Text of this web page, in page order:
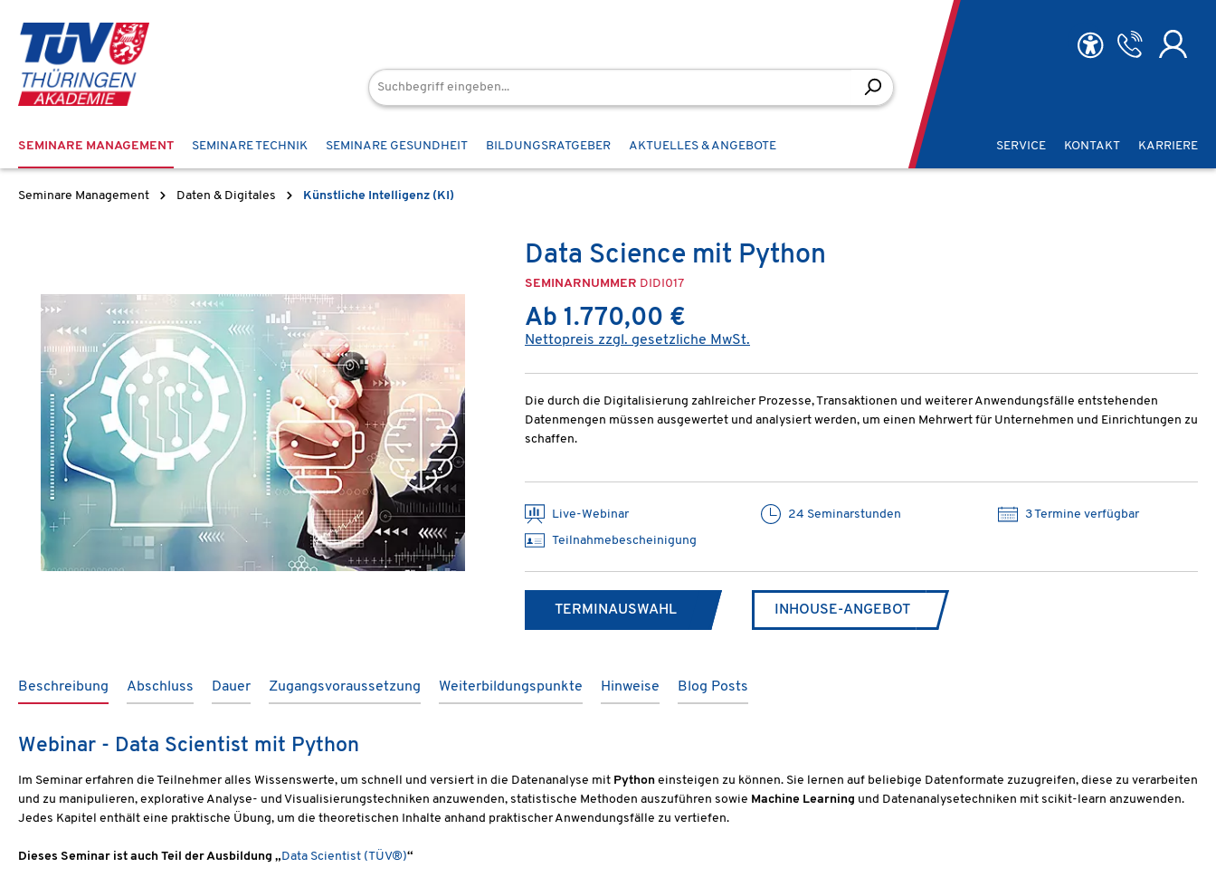
Hauptinhalt springen
Zur Suche springen
Zur Hauptnavigation springen
SEMINARE MANAGEMENT SEMINARE TECHNIK SEMINARE GESUNDHEIT BILDUNGSRATGEBER AKTUELLES & ANGEBOTE SERVICE KONTAKT KARRIERE
Seminare Management Daten & Digitales Künstliche Intelligenz (KI)
Data Science mit Python
SEMINARNUMMER DIDI017
Ab 1.770,00 €
Nettopreis zzgl. gesetzliche MwSt.
Die durch die Digitalisierung zahlreicher Prozesse, Transaktionen und weiterer Anwendungsfälle entstehenden
Datenmengen müssen ausgewertet und analysiert werden, um einen Mehrwert für Unternehmen und Einrichtungen zu
schaffen.
Live-Webinar 24 Seminarstunden
3 Termine verfügbar
Teilnahmebescheinigung
TERMINAUSWAHL INHOUSE-ANGEBOT
Beschreibung Abschluss Dauer Zugangsvoraussetzung Weiterbildungspunkte Hinweise Blog Posts
Webinar - Data Scientist mit Python
Im Seminar erfahren die Teilnehmer alles Wissenswerte, um schnell und versiert in die Datenanalyse mit Python einsteigen zu können. Sie lernen auf beliebige Datenformate zuzugreifen, diese zu verarbeiten
und zu manipulieren, explorative Analyse- und Visualisierungstechniken anzuwenden, statistische Methoden auszuführen sowie Machine Learning und Datenanalysetechniken mit scikit-learn anzuwenden.
Jedes Kapitel enthält eine praktische Übung, um die theoretischen Inhalte anhand praktischer Anwendungsfälle zu vertiefen.
Dieses Seminar ist auch Teil der Ausbildung „Data Scientist (TÜV®)“